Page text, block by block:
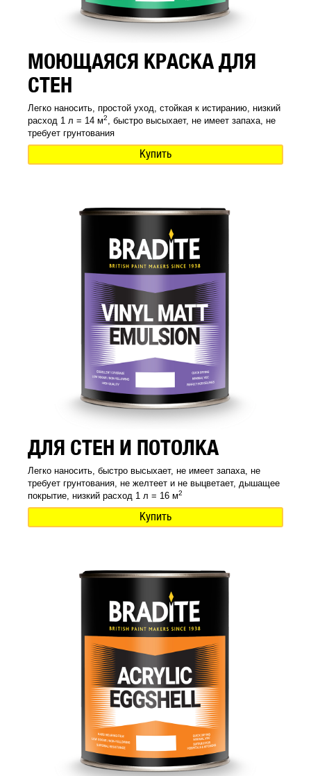
МОЮЩАЯСЯ КРАСКА ДЛЯ
СТЕН
Легко наносить, простой уход, стойкая к истиранию, низкий
расход 1 л = 14 м2
, быстро высыхает, не имеет запаха, не
требует грунтования
Купить
ДЛЯ СТЕН И ПОТОЛКА
Легко наносить, быстро высыхает, не имеет запаха, не
требует грунтования, не желтеет и не выцветает, дышащее
покрытие, низкий расход 1 л = 16 м2
Купить